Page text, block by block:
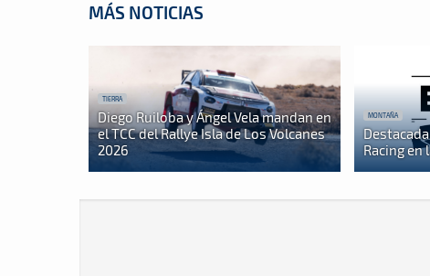
MÁS NOTICIAS
TIERRA
Diego Ruiloba y Ángel Vela mandan en
el TCC del Rallye Isla de Los Volcanes
2026
MONTAÑA
Racing en